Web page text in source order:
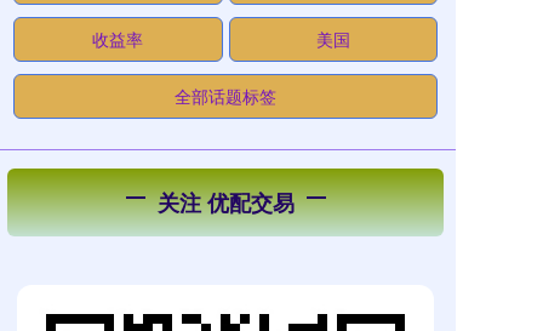
收益率 美国
全部话题标签
关注 优配交易